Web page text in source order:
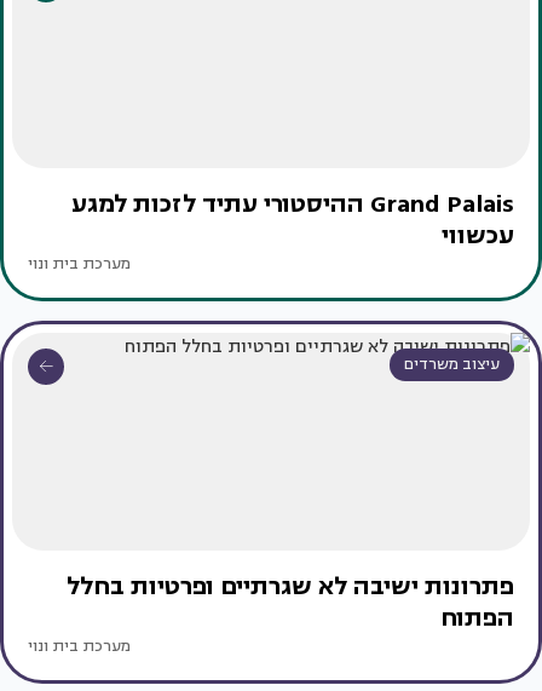
Grand Palais ההיסטורי עתיד לזכות למגע
עכשווי
מערכת בית ונוי
עיצוב משרדים
פתרונות ישיבה לא שגרתיים ופרטיות בחלל
הפתוח
מערכת בית ונוי